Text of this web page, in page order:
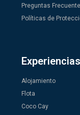
Preguntas
Políticas de
Experiencias
Alojamiento
Flota
Coco Cay